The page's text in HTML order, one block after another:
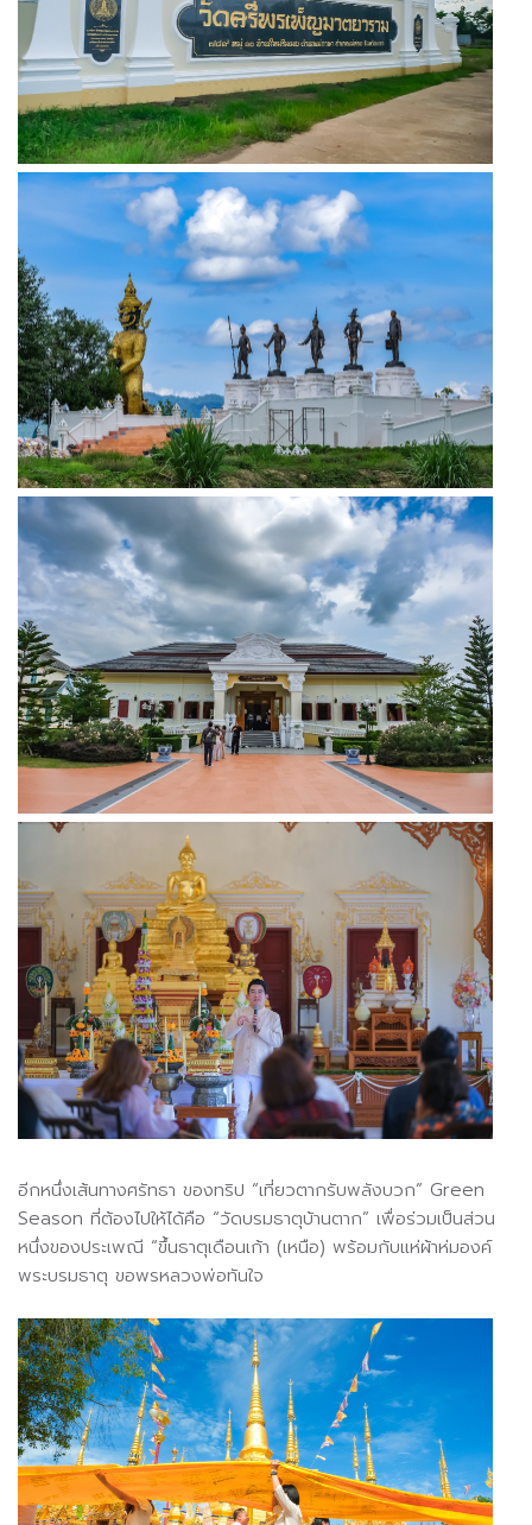
อีกหนึ่งเส้นทางศรัทธา ของทริป “เที่ยวตากรับพลังบวก” Green
Season ที่ต้องไปให้ได้คือ “วัดบรมธาตุบ้านตาก” เพื่อร่วมเป็นส่วน
หนึ่งของประเพณี “ขึ้นธาตุเดือนเก้า (เหนือ) พร้อมกับแห่ผ้าห่มองค์
พระบรมธาตุ ขอพรหลวงพ่อทันใจ